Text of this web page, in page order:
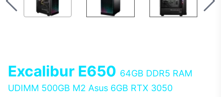
Excalibur E650 64GB DDR5 RAM
UDIMM 500GB M2 Asus 6GB RTX 3050